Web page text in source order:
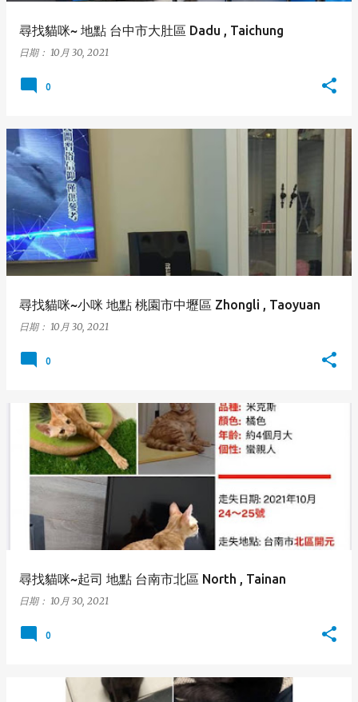
尋找貓咪~ 地點 台中市大肚區 Dadu , Taichung
日期： 10月 30, 2021
0
尋找貓咪~小咪 地點 桃園市中壢區 Zhongli , Taoyuan
日期： 10月 30, 2021
0
尋找貓咪~起司 地點 台南市北區 North , Tainan
日期： 10月 30, 2021
0